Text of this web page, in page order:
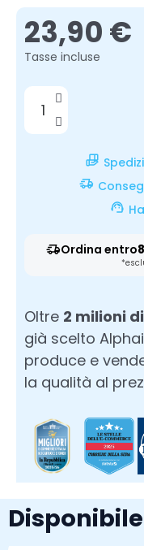
23,90 €
Tasse incluse
Ordina entro
Oltre 2 milioni
già scelto
produce e
la qualità al